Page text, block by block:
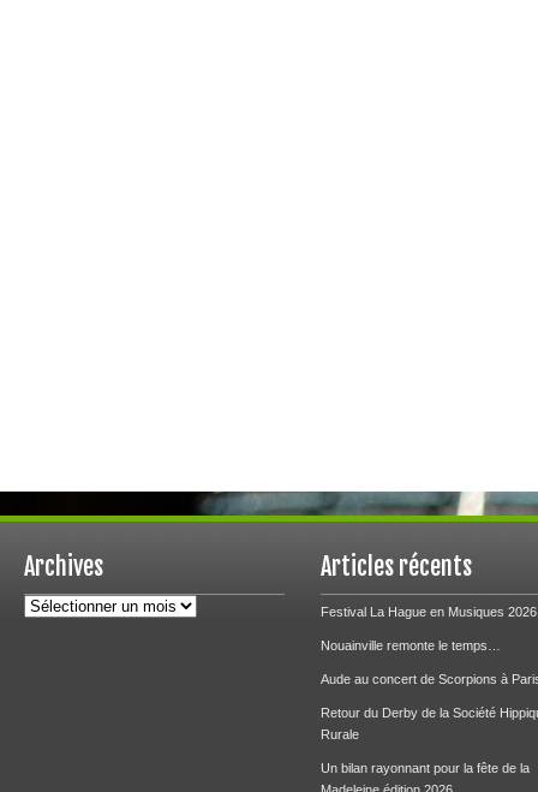
Archives
Archives
Articles récents
Festival La Hague en Musiques 2026
Nouainville remonte le temps…
Aude au concert de Scorpions à
Retour du Derby de la Société
Rurale
Un bilan rayonnant pour la fête de la